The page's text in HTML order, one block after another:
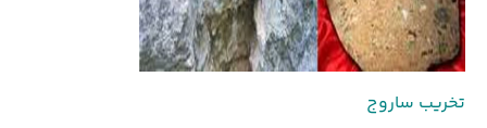
تخریب ساروج